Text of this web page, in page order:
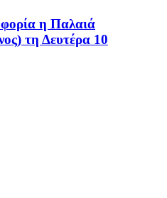
η Παλαιά
τη Δευτέρα 10